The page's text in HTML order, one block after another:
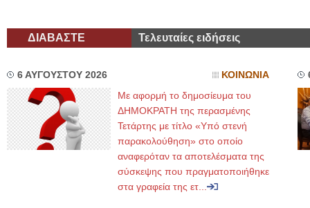
ΔΙΑΒΑΣΤΕ Τελευταίες ειδήσεις
6 ΑΥΓΟΥΣΤΟΥ 2026 ΚΟΙΝΩΝΙΑ
Με αφορμή το δημοσίευμα του
ΔΗΜΟΚΡΑΤΗ της περασμένης
Τετάρτης με τίτλο «Υπό στενή
παρακολούθηση» στο οποίο
αναφερόταν τα αποτελέσματα της
σύσκεψης που πραγματοποιήθηκε
στα γραφεία της ετ...